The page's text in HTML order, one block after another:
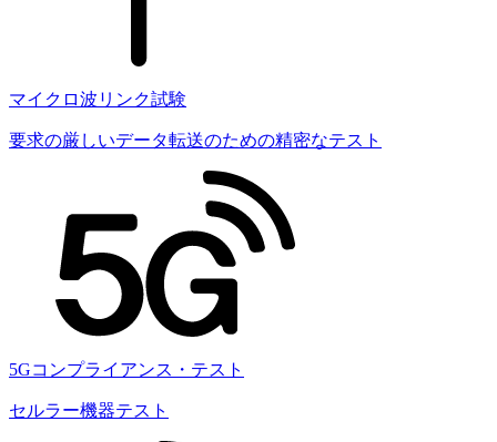
マイクロ波リンク試験
要求の厳しいデータ転送のための精密なテスト
5Gコンプライアンス・テスト
セルラー機器テスト